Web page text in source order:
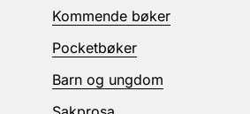
Kommende bøker
Pocketbøker
Barn og ungdom